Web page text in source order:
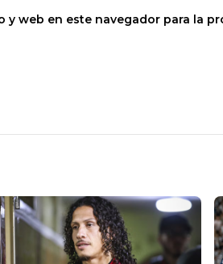
web en este navegador para la